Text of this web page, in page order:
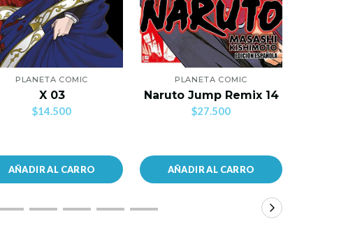
PLANETA COMIC
X 03
$14.500
AÑADIR AL CARRO
PLANETA COMIC
Naruto Jump Remix 14
$27.500
AÑADIR AL CARRO